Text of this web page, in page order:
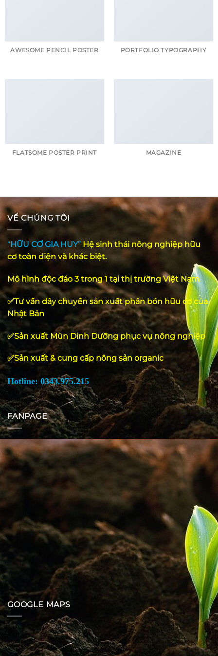
AWESOME PENCIL POSTER PORTFOLIO TYPOGRAPHY
FLATSOME POSTER PRINT MAGAZINE
VỀ CHÚNG TÔI
“HỮU CƠ GIA HUY” Hệ sinh thái nông nghiệp hữu
cơ toàn diện và khác biệt.
Mô hình độc đáo 3 trong 1 tại thị trường Việt Nam
✅Tư vấn dây chuyền sản xuất phân bón hữu cơ của
Nhật Bản
✅Sản xuất Mùn Dinh Dưỡng phục vụ nông nghiệp
✅Sản xuất & cung cấp nông sản organic
Hotline: 0343.975.215
FANPAGE
GOOGLE MAPS